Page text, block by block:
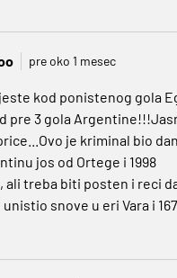
pre oko 1 mesec
kod ponistenog gola
pre 3 gola
je kriminal bio
jos od Ortege i 1998
treba biti posten i reci
snove u eri Vara i